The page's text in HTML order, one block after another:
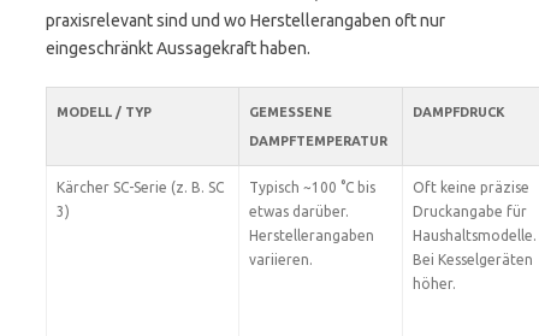
praxisrelevant sind und wo Herstellerangaben oft nur
eingeschränkt Aussagekraft haben.
MODELL / TYP
GEMESSENE
DAMPFTEMPERATUR
DAMPFDRUCK
Kärcher SC-Serie (z. B. SC
3)
Typisch ~100 °C bis
etwas darüber.
Herstellerangaben
variieren.
Oft keine präzise
Druckangabe für
Haushaltsmodelle.
Bei Kesselgeräten
höher.